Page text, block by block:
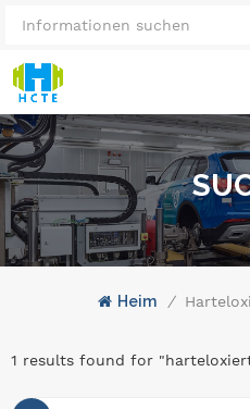
Heim /
1 results found for